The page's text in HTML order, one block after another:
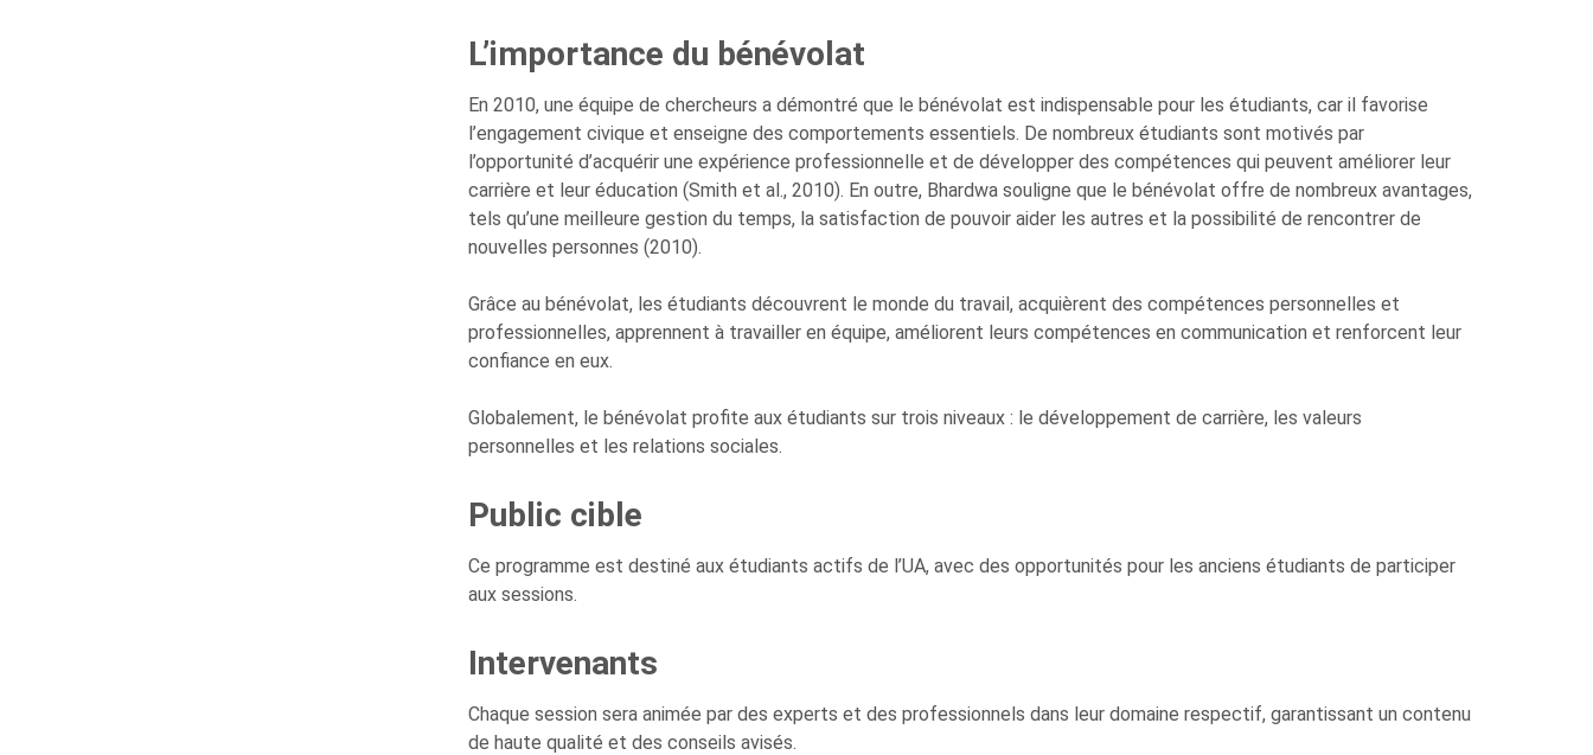
L’importance du bénévolat
En 2010, une équipe de chercheurs a démontré que le bénévolat est indispensable pour les étudiants, car il favorise
l’engagement civique et enseigne des comportements essentiels. De nombreux étudiants sont motivés par
l’opportunité d’acquérir une expérience professionnelle et de développer des compétences qui peuvent améliorer leur
carrière et leur éducation (Smith et al., 2010). En outre, Bhardwa souligne que le bénévolat offre de nombreux avantages,
tels qu’une meilleure gestion du temps, la satisfaction de pouvoir aider les autres et la possibilité de rencontrer de
nouvelles personnes (2010).
Grâce au bénévolat, les étudiants découvrent le monde du travail, acquièrent des compétences personnelles et
professionnelles, apprennent à travailler en équipe, améliorent leurs compétences en communication et renforcent leur
confiance en eux.
Globalement, le bénévolat profite aux étudiants sur trois niveaux : le développement de carrière, les valeurs
personnelles et les relations sociales.
Public cible
Ce programme est destiné aux étudiants actifs de l’UA, avec des opportunités pour les anciens étudiants de participer
aux sessions.
Intervenants
Chaque session sera animée par des experts et des professionnels dans leur domaine respectif, garantissant un contenu
de haute qualité et des conseils avisés.